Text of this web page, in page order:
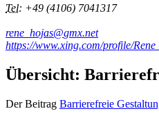
Tel: +49 (4106) 7041317
rene_ hojas@gmx.net
https://www.xing.com/profile/Rene_
Übersicht:
Der Beitrag Barrierefreie